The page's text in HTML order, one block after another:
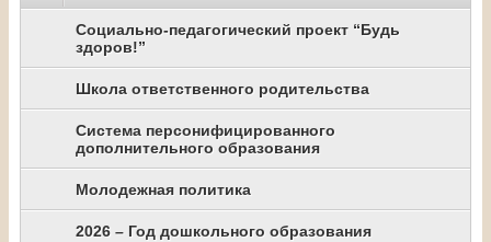
Социально-педагогический проект “Будь
здоров!”
Школа ответственного родительства
Система персонифицированного
дополнительного образования
Молодежная политика
2026 – Год дошкольного образования